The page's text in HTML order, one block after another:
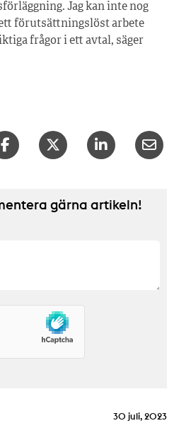
Jag kan inte nog
förutsättningslöst arbete
frågor i ett avtal, säger
gärna artikeln!
30 juli, 2023